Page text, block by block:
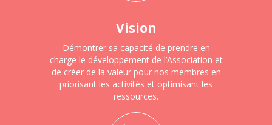
Vision
Démontrer sa capacité de prendre en
charge le développement de l’Association et
de créer de la valeur pour nos membres en
priorisant les activités et optimisant les
ressources.